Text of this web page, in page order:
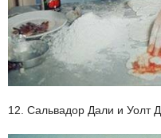
12. Сальвадор Дали и Уолт